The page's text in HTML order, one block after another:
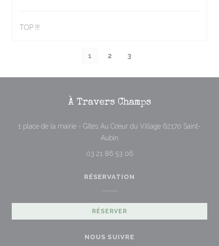
TOP !!!
1 2 3
À Travers Champs
1 place de la mairie - Gîtes Au Cœur du Village 62170 Saint-
Aubin
03 21 86 53 06
RÉSERVATION
RÉSERVER
NOUS SUIVRE